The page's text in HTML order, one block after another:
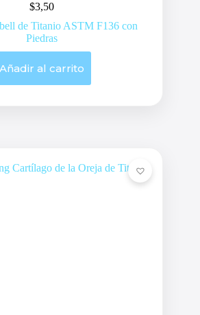
$3,50
de Titanio ASTM F136 con
Piedras
Añadir al carrito